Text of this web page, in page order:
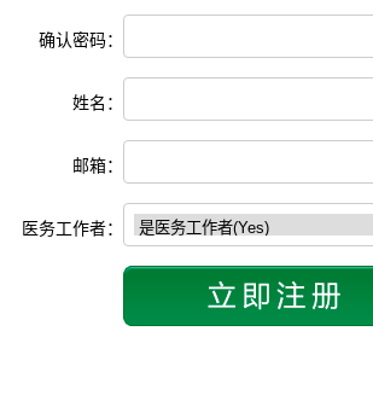
确认密码：
姓名：
邮箱：
医务工作者：